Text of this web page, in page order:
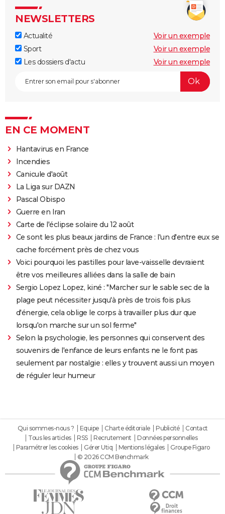
NEWSLETTERS
Actualité
Voir un exemple
Sport
Voir un exemple
Les dossiers d'actu
Voir un exemple
EN CE MOMENT
Hantavirus en France
Incendies
Canicule d'août
La Liga sur DAZN
Pascal Obispo
Guerre en Iran
Carte de l'éclipse solaire du 12 août
Ce sont les plus beaux jardins de France : l'un d'entre eux se
cache forcément près de chez vous
Voici pourquoi les pastilles pour lave-vaisselle devraient
être vos meilleures alliées dans la salle de bain
Sergio Lopez Lopez, kiné : "Marcher sur le sable sec de la
plage peut nécessiter jusqu'à près de trois fois plus
d'énergie, cela oblige le corps à travailler plus dur que
lorsqu'on marche sur un sol ferme"
Selon la psychologie, les personnes qui conservent des
souvenirs de l'enfance de leurs enfants ne le font pas
seulement par nostalgie : elles y trouvent aussi un moyen
de réguler leur humeur
Qui sommes-nous ? Equipe Charte éditoriale Publicité
Contact
Tous les articles
RSS Recrutement
Données personnelles
Paramétrer les cookies
Gérer Utiq Mentions légales
Groupe Figaro
© 2026 CCM Benchmark